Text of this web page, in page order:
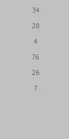
34
28
4
76
26
7